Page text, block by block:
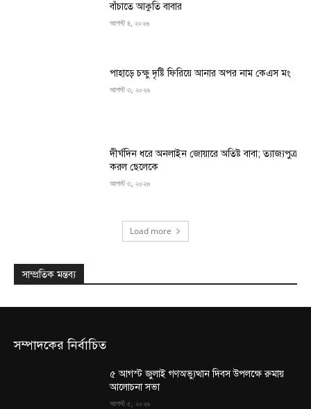
বাঁচাতে আকুতি বাবার
আগস্ট ৪, ২০২৬
পাহাড়ে চক্ষু দৃষ্টি ফিরিয়ে আনার অপর নাম কেএস মং
আগস্ট ৩, ২০২৬
দীর্ঘদিন ধরে অনলাইন জোয়ারে অতিষ্ট বাবা; ত্যাজ্যপুত্র
করল ছেলেকে
আগস্ট ৩, ২০২৬
Load more
সাম্প্রতিক মন্তব্য
সম্পাদকের নির্বাচিত
৫ আগস্ট জুলাই গণঅভ্যুত্থান দিবস উপলক্ষে রুমায়
আলোচনা সভা
আগস্ট ৫, ২০২৬